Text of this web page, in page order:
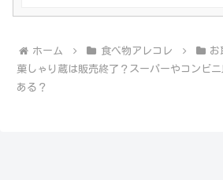
ホーム 食べ物アレコレ お
菓しゃり蔵は販売終了？スーパーやコンビ
ある？